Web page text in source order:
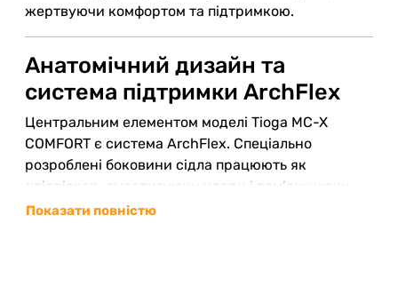
жертвуючи комфортом та підтримкою.
Анатомічний дизайн та
система підтримки ArchFlex
Центральним елементом моделі Tioga MC-X
COMFORT є система ArchFlex. Спеціально
розроблені боковини сідла працюють як
«підвіска», амортизуючи удари і пом’якшуючи
навантаження на сідничні кістки під час руху.
Показати повністю